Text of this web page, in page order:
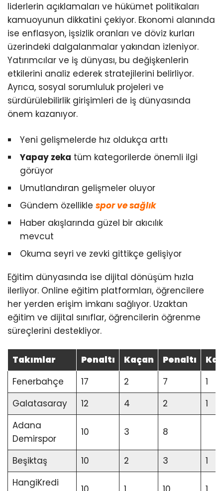
liderlerin açıklamaları ve hükümet politikaları
kamuoyunun dikkatini çekiyor. Ekonomi alanında
ise enflasyon, işsizlik oranları ve döviz kurları
üzerindeki dalgalanmalar yakından izleniyor.
Yatırımcılar ve iş dünyası, bu değişkenlerin
etkilerini analiz ederek stratejilerini belirliyor.
Ayrıca, sosyal sorumluluk projeleri ve
sürdürülebilirlik girişimleri de iş dünyasında
önem kazanıyor.
Yeni gelişmelerde hız oldukça arttı
Yapay zeka tüm kategorilerde önemli ilgi
görüyor
Umutlandıran gelişmeler oluyor
Gündem özellikle spor ve sağlık
Haber akışlarında güzel bir akıcılık
mevcut
Okuma seyri ve zevki gittikçe gelişiyor
Eğitim dünyasında ise dijital dönüşüm hızla
ilerliyor. Online eğitim platformları, öğrencilere
her yerden erişim imkanı sağlıyor. Uzaktan
eğitim ve dijital sınıflar, öğrencilerin öğrenme
süreçlerini destekliyor.
Takımlar Penaltı Kaçan Penaltı
Fenerbahçe
17 2 7
1
Galatasaray
12 4 2
1
Adana
Demirspor
10 3 8
Beşiktaş 10 2 3
1
HangiKredi